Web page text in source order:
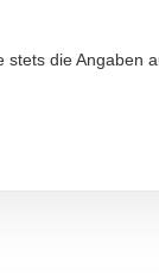
die Angaben